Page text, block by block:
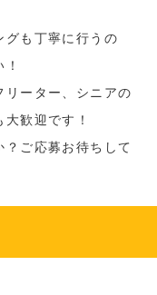
グも丁寧に行うの
リーター、シニアの
歓迎です！
ご応募お待ちして